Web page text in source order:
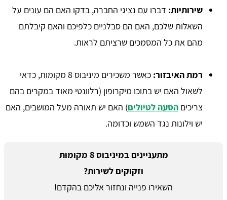
שירותיות: דברו עם נציגי החברה, בדקו האם הם עונים על
השאלות שלכם, האם הם סבלניים כלפיכם והאם קיבלתם
מהם את כל המסמכים שרציתם לראות.
רמת האיבזור:
כאשר משכירים מיניבוס 8 מקומות, כדאי
לשאול האם יש בתוכו מיקרופון (רלוונטי מאוד במקרים בהם
צריכים הסעה לטיולים) האם יש תאורה מעל המושבים, האם
יש וילונות נגד השמש וכדומה.
מתעניינים במיניבוס 8 מקומות
וזקוקים לשירות?
השאירו פנייה ונחזור אליכם בהקדם!